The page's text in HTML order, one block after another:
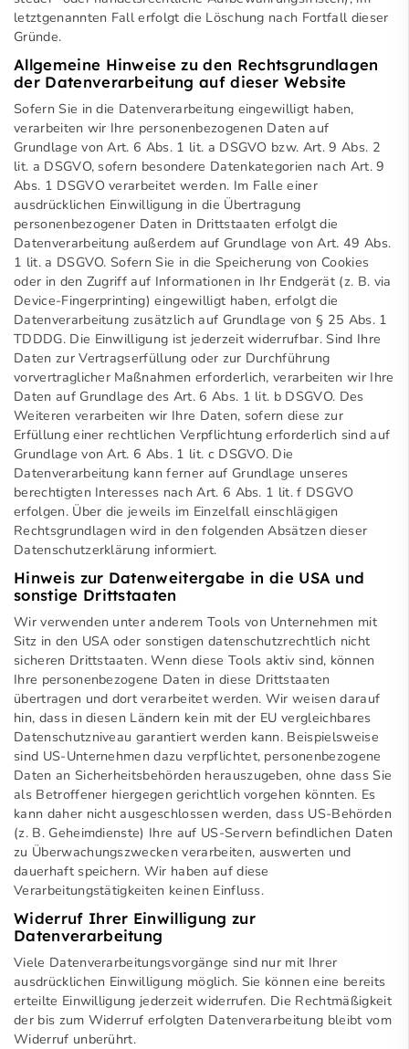
letztgenannten Fall erfolgt die Löschung nach Fortfall dieser
Gründe.
Allgemeine Hinweise zu den Rechtsgrundlagen
der Datenverarbeitung auf dieser Website
Sofern Sie in die Datenverarbeitung eingewilligt haben,
verarbeiten wir Ihre personenbezogenen Daten auf
Grundlage von Art. 6 Abs. 1 lit. a DSGVO bzw. Art. 9 Abs. 2
lit. a DSGVO, sofern besondere Datenkategorien nach Art. 9
Abs. 1 DSGVO verarbeitet werden. Im Falle einer
ausdrücklichen Einwilligung in die Übertragung
personenbezogener Daten in Drittstaaten erfolgt die
Datenverarbeitung außerdem auf Grundlage von Art. 49 Abs.
1 lit. a DSGVO. Sofern Sie in die Speicherung von Cookies
oder in den Zugriff auf Informationen in Ihr Endgerät (z. B. via
Device-Fingerprinting) eingewilligt haben, erfolgt die
Datenverarbeitung zusätzlich auf Grundlage von § 25 Abs. 1
TDDDG. Die Einwilligung ist jederzeit widerrufbar. Sind Ihre
Daten zur Vertragserfüllung oder zur Durchführung
vorvertraglicher Maßnahmen erforderlich, verarbeiten wir Ihre
Daten auf Grundlage des Art. 6 Abs. 1 lit. b DSGVO. Des
Weiteren verarbeiten wir Ihre Daten, sofern diese zur
Erfüllung einer rechtlichen Verpflichtung erforderlich sind auf
Grundlage von Art. 6 Abs. 1 lit. c DSGVO. Die
Datenverarbeitung kann ferner auf Grundlage unseres
berechtigten Interesses nach Art. 6 Abs. 1 lit. f DSGVO
erfolgen. Über die jeweils im Einzelfall einschlägigen
Rechtsgrundlagen wird in den folgenden Absätzen dieser
Datenschutzerklärung informiert.
Hinweis zur Datenweitergabe in die USA und
sonstige Drittstaaten
Wir verwenden unter anderem Tools von Unternehmen mit
Sitz in den USA oder sonstigen datenschutzrechtlich nicht
sicheren Drittstaaten. Wenn diese Tools aktiv sind, können
Ihre personenbezogene Daten in diese Drittstaaten
übertragen und dort verarbeitet werden. Wir weisen darauf
hin, dass in diesen Ländern kein mit der EU vergleichbares
Datenschutzniveau garantiert werden kann. Beispielsweise
sind US-Unternehmen dazu verpflichtet, personenbezogene
Daten an Sicherheitsbehörden herauszugeben, ohne dass Sie
als Betroffener hiergegen gerichtlich vorgehen könnten. Es
kann daher nicht ausgeschlossen werden, dass US-Behörden
(z. B. Geheimdienste) Ihre auf US-Servern befindlichen Daten
zu Überwachungszwecken verarbeiten, auswerten und
dauerhaft speichern. Wir haben auf diese
Verarbeitungstätigkeiten keinen Einfluss.
Widerruf Ihrer Einwilligung zur
Datenverarbeitung
Viele Datenverarbeitungsvorgänge sind nur mit Ihrer
ausdrücklichen Einwilligung möglich. Sie können eine bereits
erteilte Einwilligung jederzeit widerrufen. Die Rechtmäßigkeit
der bis zum Widerruf erfolgten Datenverarbeitung bleibt vom
Widerruf unberührt.